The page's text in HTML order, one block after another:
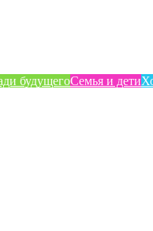
будущегоСемья и дети